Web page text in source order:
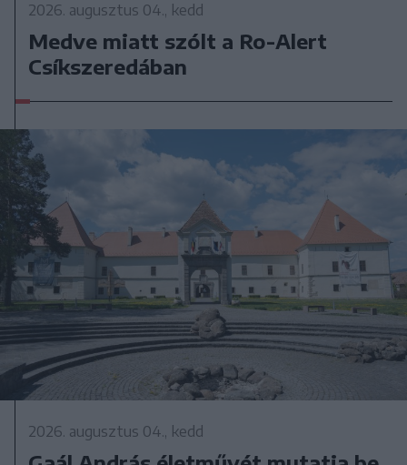
2026. augusztus 04., kedd
Medve miatt szólt a Ro-Alert
Csíkszeredában
2026. augusztus 04., kedd